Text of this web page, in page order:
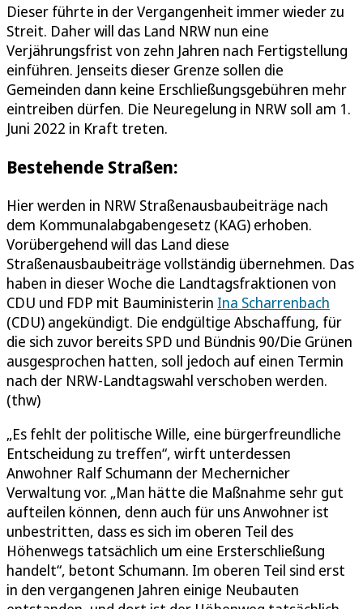
Dieser führte in der Vergangenheit immer wieder zu
Streit. Daher will das Land NRW nun eine
Verjährungsfrist von zehn Jahren nach Fertigstellung
einführen. Jenseits dieser Grenze sollen die
Gemeinden dann keine Erschließungsgebühren mehr
eintreiben dürfen. Die Neuregelung in NRW soll am 1.
Juni 2022 in Kraft treten.
Bestehende Straßen:
Hier werden in NRW Straßenausbaubeiträge nach
dem Kommunalabgabengesetz (KAG) erhoben.
Vorübergehend will das Land diese
Straßenausbaubeiträge vollständig übernehmen. Das
haben in dieser Woche die Landtagsfraktionen von
CDU und FDP mit Bauministerin Ina Scharrenbach
(CDU) angekündigt. Die endgültige Abschaffung, für
die sich zuvor bereits SPD und Bündnis 90/Die Grünen
ausgesprochen hatten, soll jedoch auf einen Termin
nach der NRW-Landtagswahl verschoben werden.
(thw)
„Es fehlt der politische Wille, eine bürgerfreundliche
Entscheidung zu treffen“, wirft unterdessen
Anwohner Ralf Schumann der Mechernicher
Verwaltung vor. „Man hätte die Maßnahme sehr gut
aufteilen können, denn auch für uns Anwohner ist
unbestritten, dass es sich im oberen Teil des
Höhenwegs tatsächlich um eine Ersterschließung
handelt“, betont Schumann. Im oberen Teil sind erst
in den vergangenen Jahren einige Neubauten